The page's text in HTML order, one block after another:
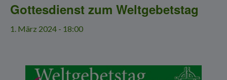
Gottesdienst zum Weltgebetstag
1. März 2024 - 18:00